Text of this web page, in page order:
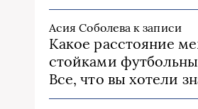
Асия Соболева к записи
Какое расстояние
стойками
Все, что вы хотели